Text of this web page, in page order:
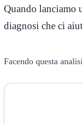
Quando lanciamo
diagnosi che ci
Facendo questa